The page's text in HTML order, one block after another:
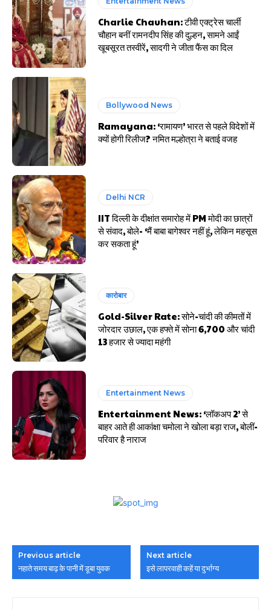
Charlie Chauhan: टीवी एक्ट्रेस चार्ली
चौहान बनीं रामनदीप सिंह की दुल्हन, सामने आईं
खूबसूरत तस्वीरें, सादगी ने जीता फैंस का दिल
Bollywood News
Ramayana: ‘रामायण’ भारत से पहले विदेशों में
क्यों होगी रिलीज? नमित मल्होत्रा ने बताई वजह
Delhi NCR
IIT दिल्ली के दीक्षांत समारोह में PM मोदी का छात्रों
से संवाद, बोले- ‘मैं बाबा बागेश्वर नहीं हूं, लेकिन महसूस
कर सकता हूं’
कारोबार
Gold-Silver Rate: सोने-चांदी की कीमतों में
जोरदार उछाल, एक हफ्ते में सोना ₹6,700 और चांदी
₹13 हजार से ज्यादा महंगी
Entertainment News
Entertainment News: ‘लॉकअप 2’ से
बाहर आते ही आकांक्षा चमोला ने खोला बड़ा राज, बोलीं-
परिवार है नाराज
Previous article
नहाते समय बाढ़ के पानी में डूबा युवक
Next article
इसे लापरवाही कहें या दुर्भाग्य